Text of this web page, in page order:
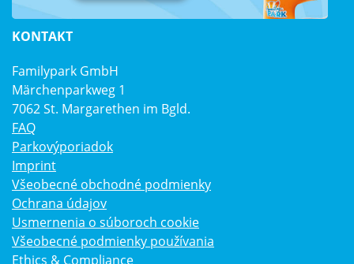
KONTAKT
Familypark GmbH
Märchenparkweg 1
7062 St. Margarethen im Bgld.
FAQ
Parkovýporiadok
Imprint
Všeobecné obchodné podmienky
Ochrana údajov
Usmernenia o súboroch cookie
Všeobecné podmienky používania
Ethics & Compliance